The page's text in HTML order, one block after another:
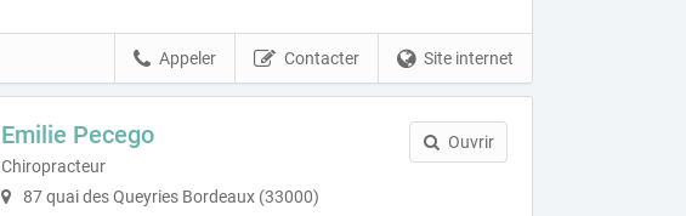
Site internet
Contacter
Appeler
Emilie Pecego
Chiropracteur
87 quai des Queyries Bordeaux (33000)
Ouvrir